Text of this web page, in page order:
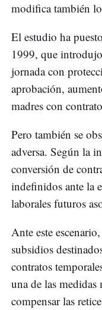
modifica también
El estudio ha
1999, que
jornada con
aprobación,
madres con
Pero también se
adversa. Según la
conversión de
indefinidos ante la
laborales futuros
Ante este
subsidios
contratos
una de las medidas
compensar las